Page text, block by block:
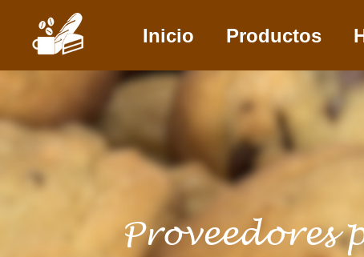
Inicio Productos